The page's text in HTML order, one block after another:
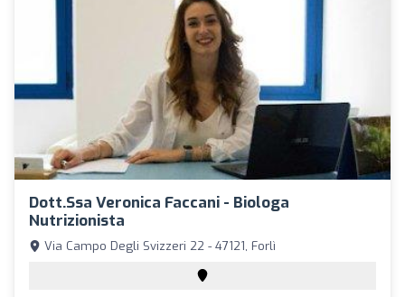
Dott.ssa Veronica Faccani - Biologa
Nutrizionista
Via Campo Degli Svizzeri 22 - 47121, Forlì